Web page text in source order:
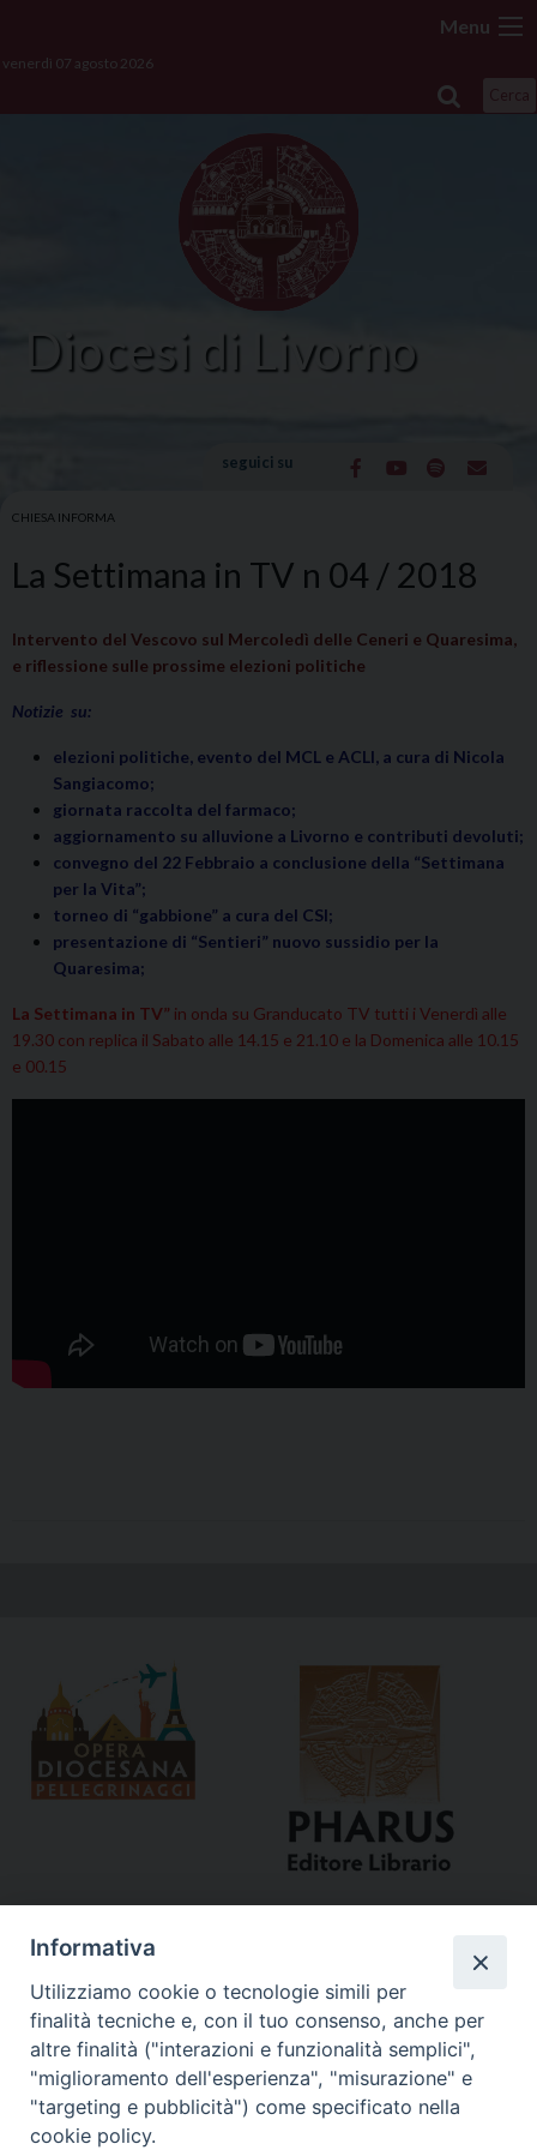
content
Menu
venerdì 07 agosto 2026
Diocesi di Livorno
seguici su
CHIESA INFORMA
La Settimana in TV n 04 / 2018
Intervento del Vescovo sul Mercoledì delle Ceneri e Quaresima,
e riflessione sulle prossime elezioni politiche
Notizie su:
elezioni politiche, evento del MCL e ACLI, a cura di Nicola
Sangiacomo;
giornata raccolta del farmaco;
aggiornamento su alluvione a Livorno e contributi devoluti;
convegno del 22 Febbraio a conclusione della “Settimana
per la Vita”;
torneo di “gabbione” a cura del CSI;
presentazione di “Sentieri” nuovo sussidio per la
Quaresima;
La Settimana in TV” in onda su Granducato TV tutti i Venerdì alle
19.30 con replica il Sabato alle 14.15 e 21.10 e la Domenica alle 10.15
e 00.15
Curia
Informativa
Utilizziamo cookie o tecnologie simili per
finalità tecniche e, con il tuo consenso, anche per
altre finalità ("interazioni e funzionalità semplici",
"miglioramento dell'esperienza", "misurazione" e
"targeting e pubblicità") come specificato nella
cookie policy.